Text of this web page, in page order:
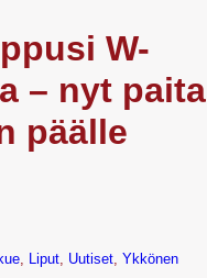
W-
– nyt paita
päälle
Liput Uutiset Ykkönen